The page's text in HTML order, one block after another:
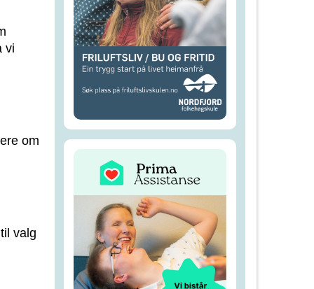
vi
om
valg